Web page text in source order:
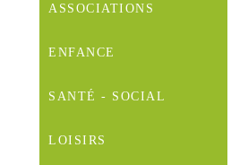
ASSOCIATIONS
ENFANCE
SANTÉ - SOCIAL
LOISIRS